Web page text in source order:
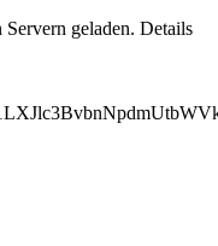
geladen. Details